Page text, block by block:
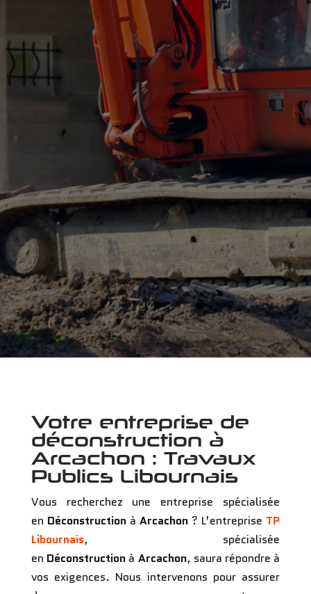
Votre entreprise de
déconstruction à
Arcachon : Travaux
Publics Libournais
Vous recherchez une entreprise spécialisée
en Déconstruction àArcachon ? L’entreprise TP
Libournais, spécialisée
en Déconstruction à Arcachon, saura répondre à
vos exigences. Nous intervenons pour assurer